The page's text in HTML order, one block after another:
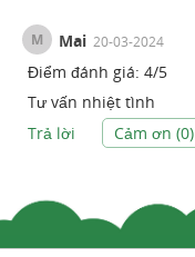
M Mai 20-03-2024
Điểm đánh giá: 4/5
Tư vấn nhiệt tình
Trả lời
Cảm ơn (0)